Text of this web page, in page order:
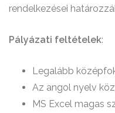
rendelkezései
Pályázati feltételek:
Legalább
Az angol nyelv
MS Excel magas